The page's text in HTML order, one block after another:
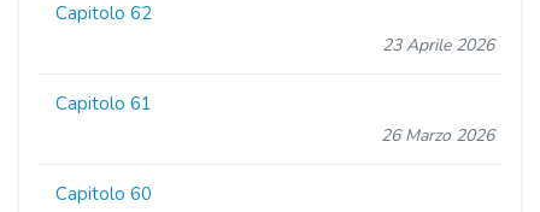
Capitolo 62
23 Aprile 2026
Capitolo 61
26 Marzo 2026
Capitolo 60